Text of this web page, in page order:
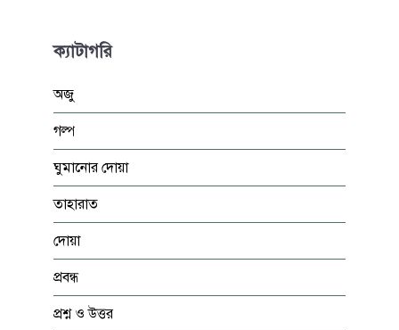
ক্যাটাগরি
অজু
গল্প
ঘুমানোর দোয়া
তাহারাত
দোয়া
প্রবন্ধ
প্রশ্ন ও উত্তর